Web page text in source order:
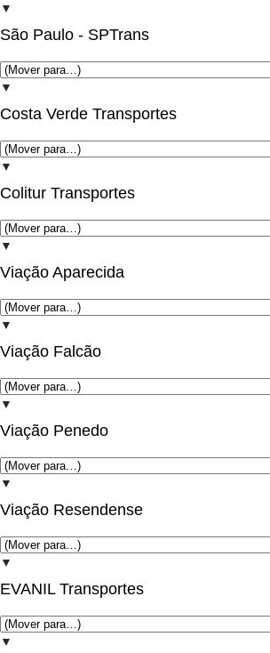
▼
São Paulo - SPTrans
▼
Costa Verde Transportes
▼
Colitur Transportes
▼
Viação Aparecida
▼
Viação Falcão
▼
Viação Penedo
▼
Viação Resendense
▼
EVANIL Transportes
▼